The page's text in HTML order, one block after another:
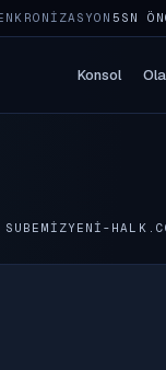
5SN
Konsol
SUBEMIZYENI-